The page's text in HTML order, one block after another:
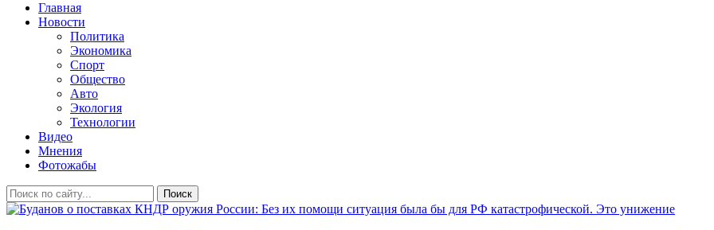
Главная
Новости
Политика
Экономика
Спорт
Общество
Авто
Экология
Технологии
Видео
Мнения
Фотожабы
Поиск